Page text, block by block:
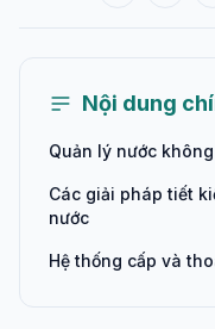
Nội dung
Quản lý nước
Các giải pháp tiết
nước
Hệ thống cấp và